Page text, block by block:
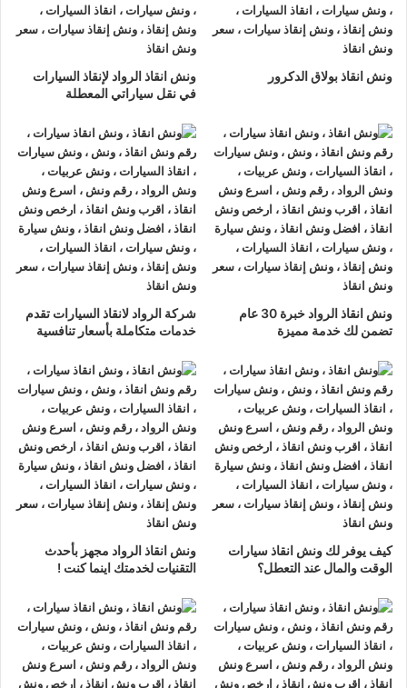
ونش انقاذ الروادلدينا دائماونش انقاذ سيارات في دمنهورلسحب و
إنقاذ سيارتك وأخذك الي اقرب مركز صيانة أو وكيل معتمد ، أتصل بنا
الان ولا تتردد
أرخص ونش انقاذ في دمنهور
نحن نعمل على مدار الساعة ، اتصل الان 01063144040
–
يصلك ونش انقاذ سيارات
و مجهز بأحدث المعدات وأحدث وسائل الأمان والراحة.
ونش انقاذ سيارات دمنهور
ما يميزنا عن غيرنا انفرادنا بتقديم خدماتنا باحترافية عالية ونعمل منذ
عام 2002 على الطرق السريعة بكافة انحاء جمهورية مصر العربية
لبناء جسور من الثقة المتبادلة بين الشركة وعملائها و انقاذ ونقل
السيارات
سحب السياراتمن الحوادث.
اسرعونش انقاذ سياراتفي دمنهور
ونش انقاذ سيارات دمنهور لدينا ونش انقاذ سيارات مزود بمعدات
حديثة و مجهزة لـسحب السيارات من الاعطال والحوادث نحنأسرع
ونش انقاذ سياراتيرجي الاتصال بنا عليرقم ونش انقاذ سيارات
01063144040
–
01093018585
–
01120018852ليصلك
اقرب ونش انقاذفي غضون 15 دقائق بحد اقصي.
تليفون ونش انقاذ سياراتفي دمنهور
ونش انقاذ دمنهورنحن أرخص ونش أنقاذفي دمنهور وأسرع ونش
منك ,ونش انقاذدمنهور منونش انقاذ
الرواد نعمل منذ 33 عاما
ومتخصصون في أنقاذ ورفع السيارات وخدمات الإنقاذ السريع ولدينا
اسطول سيارات إنقاذ منتشرة في دمنهور و جميع انحاء الجمهورية
لإنقاذ و رفع السيارات المعطلة و سيارات الحوادث.
ونش انقاذ بولاق الدكرور
ونش انقاذ الرواد لإنقاذ السيارات
في نقل سياراتي المعطلة
ونش انقاذ الرواد خبرة 30 عام
تضمن لك خدمة مميزة
شركة الرواد لانقاذ السيارات تقدم
خدمات متكاملة بأسعار تنافسية
كيف يوفر لك ونش انقاذ سيارات
الوقت والمال عند التعطل؟
ونش انقاذ الرواد مجهز بأحدث
التقنيات لخدمتك اينما كنت !